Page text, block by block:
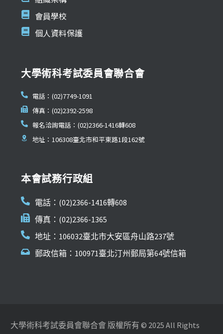
會員學校
個人資料保護
大學術科考試委員會聯合會
電話：(02)7749-1091
傳真：(02)2392-2598
報名洽詢電話：(02)2366-1416轉608
地址：106308臺北市和平東路1段162號
本會試務行政組
電話：(02)2366-1416轉608
傳真：(02)2366-1365
地址：106032臺北市大安區舟山路237號
郵政信箱：100971臺北汀州郵局第64號信箱
大學術科考試委員會聯合會 版權所有 © 2025 All Rights